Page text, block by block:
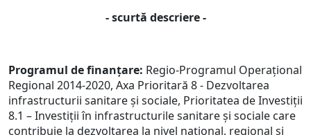
- scurtă descriere -
Programul de finanțare: Regio-Programul Operațional
Regional 2014-2020, Axa Prioritară 8 - Dezvoltarea
infrastructurii sanitare și sociale, Prioritatea de Investiții
8.1 – Investiții în infrastructurile sanitare și sociale care
contribuie la dezvoltarea la nivel național, regional și